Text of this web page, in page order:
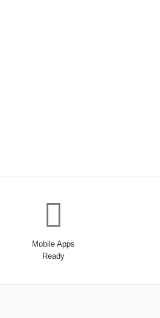
Mobile Apps
Ready